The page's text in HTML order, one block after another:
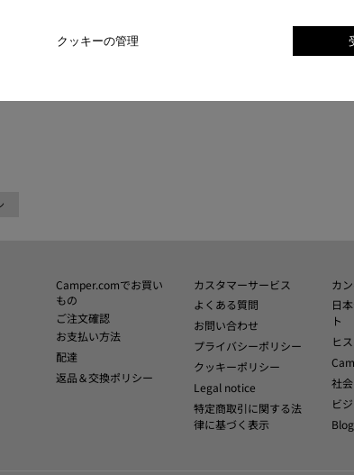
クッキーの管理
Camper.comでお買い
もの
ご注文確認
お支払い方法
配達
返品＆交換ポリシー
カスタマーサービス
よくある質問
お問い合わせ
プライバシーポリシー
クッキーポリシー
Legal notice
特定商取引に関する法
律に基づく表示
カ
日
ト
ヒ
社
ビ
Blog